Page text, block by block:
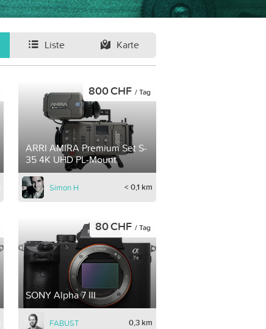
Liste Karte
ARRI AMIRA Premium Set S-
35 4K UHD PL-Mount
800 CHF / Tag
Simon H < 0,1 km
SONY Alpha 7 III
80 CHF / Tag
FABUST 0,3 km